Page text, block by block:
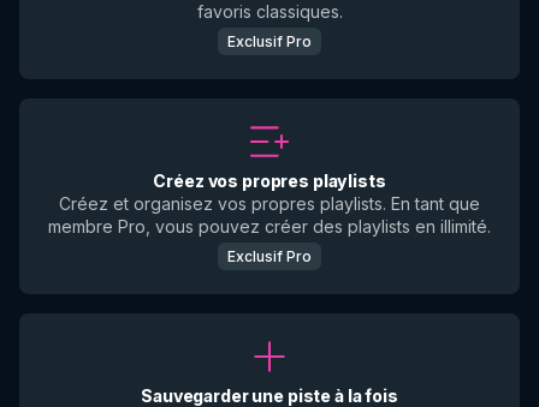
favoris classiques.
Exclusif Pro
Créez vos propres playlists
Créez et organisez vos propres playlists. En tant que
membre Pro, vous pouvez créer des playlists en illimité.
Exclusif Pro
Sauvegarder une piste à la fois